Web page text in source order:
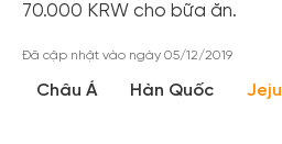
70.000 KRW cho bữa ăn.
Đã cập nhật vào ngày 05/12/2019
Châu Á Hàn Quốc Jeju